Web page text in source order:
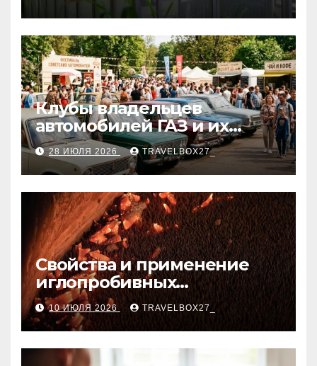
Клубы владельцев
автомобилей ГАЗ и их
мероприятия
28 ИЮЛЯ 2026 TRAVELBOX27_
Свойства и применение
иглопробивных
базальтовых огнеупорных
матов
10 ИЮЛЯ 2026 TRAVELBOX27_